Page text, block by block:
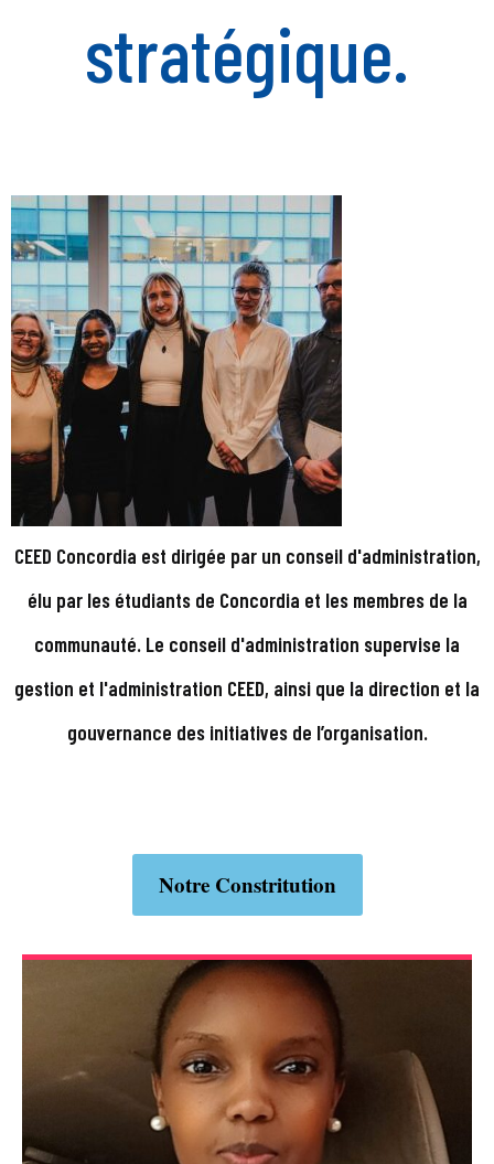
stratégique.
CEED Concordia est dirigée par un conseil d'administration,
élu par les étudiants de Concordia et les membres de la
communauté. Le conseil d'administration supervise la
gestion et l'administration CEED, ainsi que la direction et la
gouvernance des initiatives de l’organisation.
Notre Constritution